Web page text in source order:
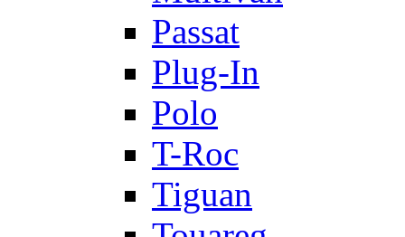
Passat
Plug-In
Polo
T-Roc
Tiguan